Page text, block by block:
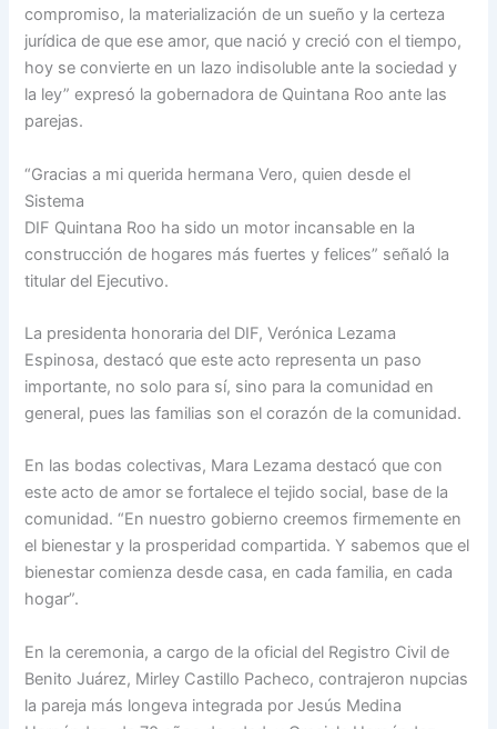
compromiso, la materialización de un sueño y la certeza
jurídica de que ese amor, que nació y creció con el tiempo,
hoy se convierte en un lazo indisoluble ante la sociedad y
la ley” expresó la gobernadora de Quintana Roo ante las
parejas.
“Gracias a mi querida hermana Vero, quien desde el
Sistema
DIF Quintana Roo ha sido un motor incansable en la
construcción de hogares más fuertes y felices” señaló la
titular del Ejecutivo.
La presidenta honoraria del DIF, Verónica Lezama
Espinosa, destacó que este acto representa un paso
importante, no solo para sí, sino para la comunidad en
general, pues las familias son el corazón de la comunidad.
En las bodas colectivas, Mara Lezama destacó que con
este acto de amor se fortalece el tejido social, base de la
comunidad. “En nuestro gobierno creemos firmemente en
el bienestar y la prosperidad compartida. Y sabemos que el
bienestar comienza desde casa, en cada familia, en cada
hogar”.
En la ceremonia, a cargo de la oficial del Registro Civil de
Benito Juárez, Mirley Castillo Pacheco, contrajeron nupcias
la pareja más longeva integrada por Jesús Medina